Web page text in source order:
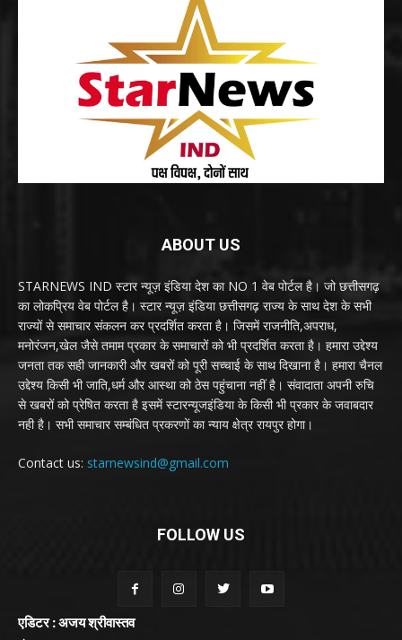
ABOUT US
STARNEWS IND स्टार न्यूज़ इंडिया देश का NO 1 वेब पोर्टल है। जो छत्तीसगढ़
का लोकप्रिय वेब पोर्टल है। स्टार न्यूज़ इंडिया छत्तीसगढ़ राज्य के साथ देश के सभी
राज्यों से समाचार संकलन कर प्रदर्शित करता है। जिसमें राजनीति,अपराध,
मनोरंजन,खेल जैसे तमाम प्रकार के समाचारों को भी प्रदर्शित करता है। हमारा उद्देश्य
जनता तक सही जानकारी और खबरों को पूरी सच्चाई के साथ दिखाना है। हमारा चैनल
उद्देश्य किसी भी जाति,धर्म और आस्था को ठेस पहुंचाना नहीं है। संवादाता अपनी रुचि
से खबरों को प्रेषित करता है इसमें स्टारन्यूजइंडिया के किसी भी प्रकार के जवाबदार
नही है। सभी समाचार सम्बंधित प्रकरणों का न्याय क्षेत्र रायपुर होगा।
Contact us: starnewsind@gmail.com
FOLLOW US
एडिटर : अजय श्रीवास्तव